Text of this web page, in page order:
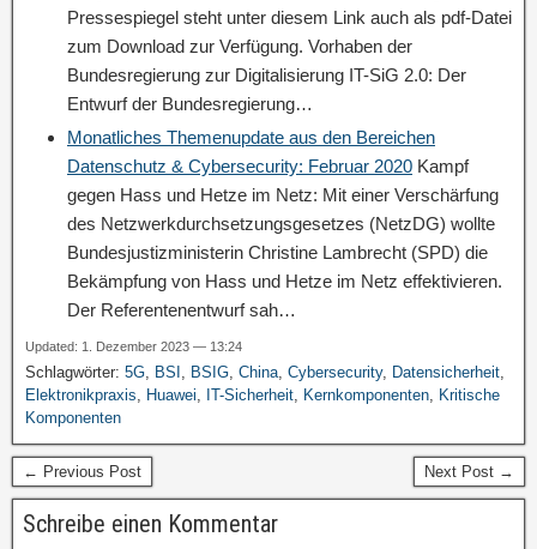
Pressespiegel steht unter diesem Link auch als pdf-Datei
zum Download zur Verfügung. Vorhaben der
Bundesregierung zur Digitalisierung IT-SiG 2.0: Der
Entwurf der Bundesregierung…
Monatliches Themenupdate aus den Bereichen
Datenschutz & Cybersecurity: Februar 2020 Kampf
gegen Hass und Hetze im Netz: Mit einer Verschärfung
des Netzwerkdurchsetzungsgesetzes (NetzDG) wollte
Bundesjustizministerin Christine Lambrecht (SPD) die
Bekämpfung von Hass und Hetze im Netz effektivieren.
Der Referentenentwurf sah…
Updated: 1. Dezember 2023 — 13:24
Schlagwörter: 5G, BSI , BSIG, China, Cybersecurity, Datensicherheit,
Elektronikpraxis, Huawei, IT-Sicherheit, Kernkomponenten, Kritische
Komponenten
← Previous Post Next Post →
Schreibe einen Kommentar